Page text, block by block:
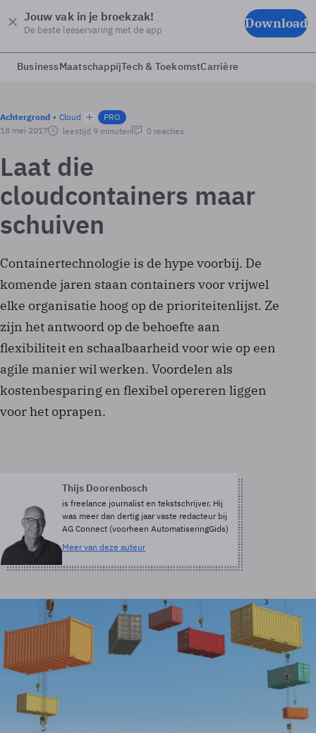
Jouw vak in je broekzak!
De beste leeservaring met de app Download
BusinessMaatschappijTech & ToekomstCarrière
Achtergrond Cloud
PRO
18 mei 2017
leestijd 9 minuten 0 reacties
Laat die
cloudcontainers maar
schuiven
Containertechnologie is de hype voorbij. De
komende jaren staan containers voor vrijwel
elke organisatie hoog op de prioriteitenlijst. Ze
zijn het antwoord op de behoefte aan
flexibiliteit en schaalbaarheid voor wie op een
agile manier wil werken. Voordelen als
kostenbesparing en flexibel opereren liggen
voor het oprapen.
Thijs Doorenbosch
is freelance journalist en tekstschrijver. Hij
was meer dan dertig jaar vaste redacteur bij
AG Connect (voorheen AutomatiseringGids)
Meer van deze auteur